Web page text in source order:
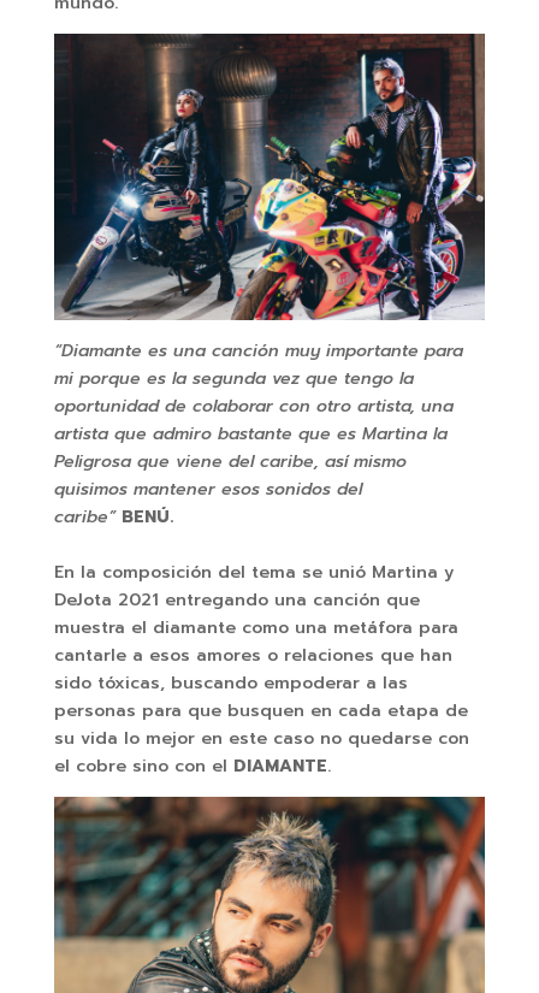
“Diamante es una canción muy importante para
mi porque es la segunda vez que tengo la
oportunidad de colaborar con otro artista, una
artista que admiro bastante que es Martina la
Peligrosa que viene del caribe, así mismo
quisimos mantener esos sonidos del
caribe” BENÚ.
En la composición del tema se unió Martina y
DeJota 2021 entregando una canción que
muestra el diamante como una metáfora para
cantarle a esos amores o relaciones que han
sido tóxicas, buscando empoderar a las
personas para que busquen en cada etapa de
su vida lo mejor en este caso no quedarse con
el cobre sino con el DIAMANTE.